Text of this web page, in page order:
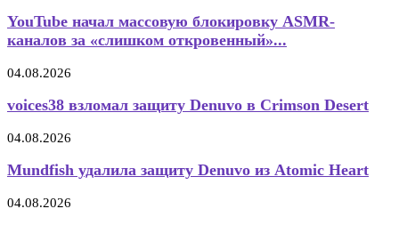
YouTube начал массовую блокировку ASMR-
каналов за «слишком откровенный»...
04.08.2026
voices38 взломал защиту Denuvo в Crimson Desert
04.08.2026
Mundfish удалила защиту Denuvo из Atomic Heart
04.08.2026